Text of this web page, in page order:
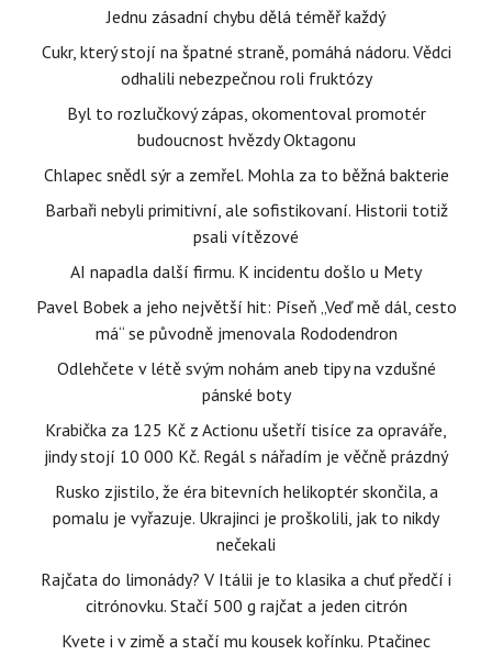
Jednu zásadní chybu dělá téměř každý
Cukr, který stojí na špatné straně, pomáhá nádoru. Vědci
odhalili nebezpečnou roli fruktózy
Byl to rozlučkový zápas, okomentoval promotér
budoucnost hvězdy Oktagonu
Chlapec snědl sýr a zemřel. Mohla za to běžná bakterie
Barbaři nebyli primitivní, ale sofistikovaní. Historii totiž
psali vítězové
AI napadla další firmu. K incidentu došlo u Mety
Pavel Bobek a jeho největší hit: Píseň „Veď mě dál, cesto
má“ se původně jmenovala Rododendron
Odlehčete v létě svým nohám aneb tipy na vzdušné
pánské boty
Krabička za 125 Kč z Actionu ušetří tisíce za opraváře,
jindy stojí 10 000 Kč. Regál s nářadím je věčně prázdný
Rusko zjistilo, že éra bitevních helikoptér skončila, a
pomalu je vyřazuje. Ukrajinci je proškolili, jak to nikdy
nečekali
Rajčata do limonády? V Itálii je to klasika a chuť předčí i
citrónovku. Stačí 500 g rajčat a jeden citrón
Kvete i v zimě a stačí mu kousek kořínku. Ptačinec